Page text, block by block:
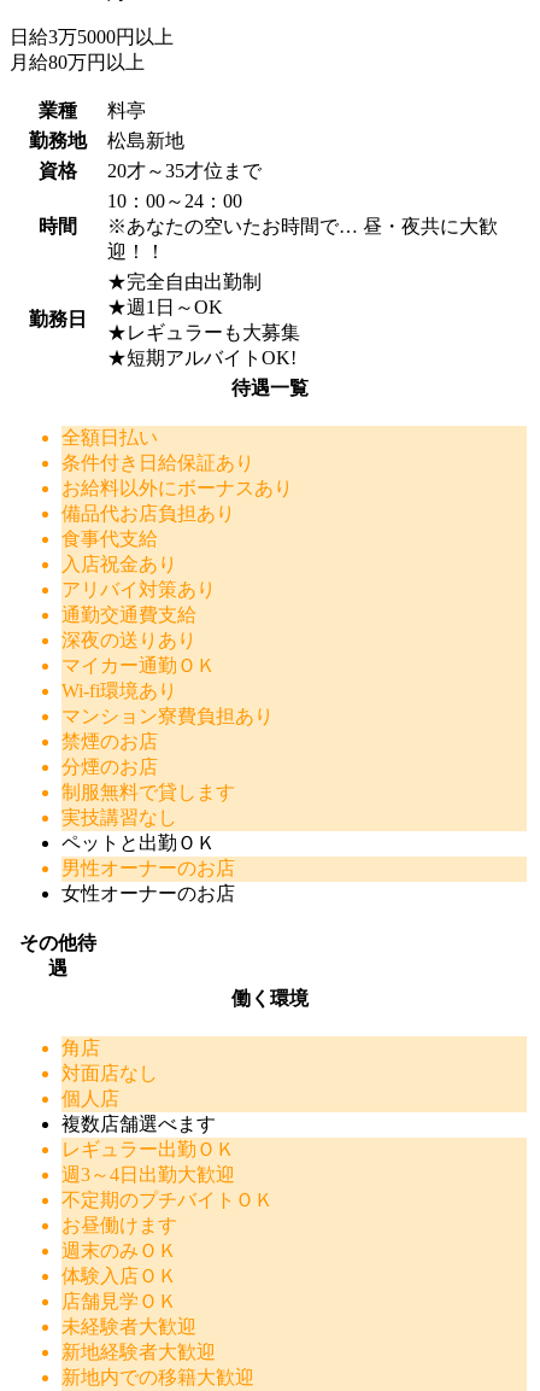
日給3万5000円以上
月給80万円以上
業種
料亭
勤務地
松島新地
資格
20才～35才位まで
時間
10：00～24：00
※あなたの空いたお時間で… 昼・夜共に大歓
迎！！
勤務日
★完全自由出勤制
★週1日～OK
★レギュラーも大募集
★短期アルバイトOK!
待遇一覧
全額日払い
条件付き日給保証あり
お給料以外にボーナスあり
備品代お店負担あり
食事代支給
入店祝金あり
アリバイ対策あり
通勤交通費支給
深夜の送りあり
マイカー通勤ＯＫ
Wi-fi環境あり
マンション寮費負担あり
禁煙のお店
分煙のお店
制服無料で貸します
実技講習なし
ペットと出勤ＯＫ
男性オーナーのお店
女性オーナーのお店
その他待
遇
働く環境
角店
対面店なし
個人店
複数店舗選べます
レギュラー出勤ＯＫ
週3～4日出勤大歓迎
不定期のプチバイトＯＫ
お昼働けます
週末のみＯＫ
体験入店ＯＫ
店舗見学ＯＫ
未経験者大歓迎
新地経験者大歓迎
新地内での移籍大歓迎